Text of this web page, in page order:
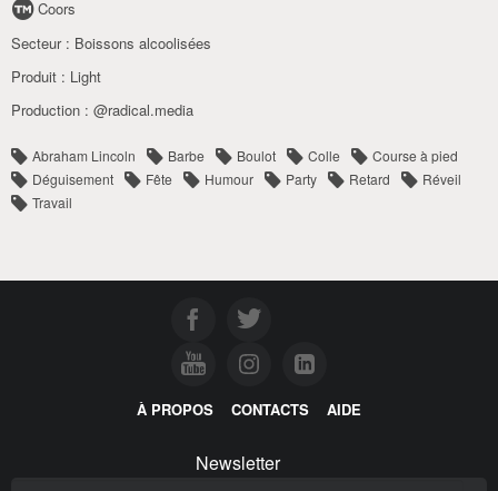
Coors
Secteur : Boissons alcoolisées
Produit : Light
Production : @radical.media
Abraham Lincoln Barbe Boulot Colle
Course à pied
Déguisement
Fête Humour Party Retard
Réveil
Travail
À PROPOS CONTACTS AIDE
Newsletter